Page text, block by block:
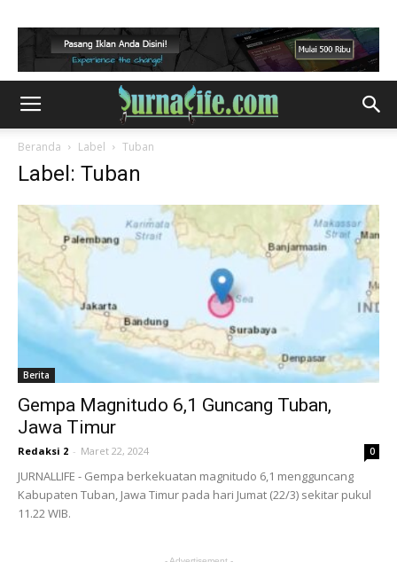
Beranda Label Tuban
Label: Tuban
Berita
Gempa Magnitudo 6,1 Guncang Tuban,
Jawa Timur
Redaksi 2 - Maret 22, 2024 0
JURNALLIFE - Gempa berkekuatan magnitudo 6,1 mengguncang
Kabupaten Tuban, Jawa Timur pada hari Jumat (22/3) sekitar pukul
11.22 WIB.